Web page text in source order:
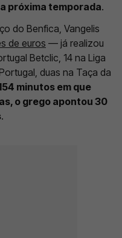
próxima temporada.
do Benfica, Vangelis
de euros — já realizou
Betclic, 14 na Liga
duas na Taça da
minutos em que
o grego apontou 30
.